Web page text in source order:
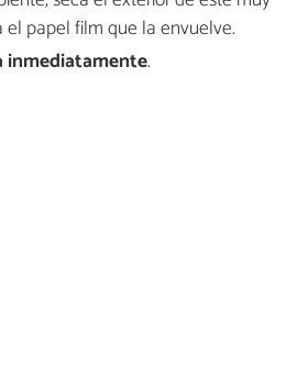
el papel film que la envuelve.
inmediatamente.